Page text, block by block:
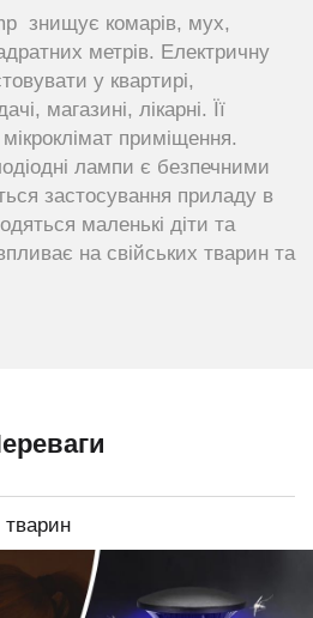
знищує комарів, мух,
метрів. Електричну
у квартирі,
магазині, лікарні. Її
приміщення.
лампи є безпечними
застосування приладу в
маленькі діти та
на свійських тварин та